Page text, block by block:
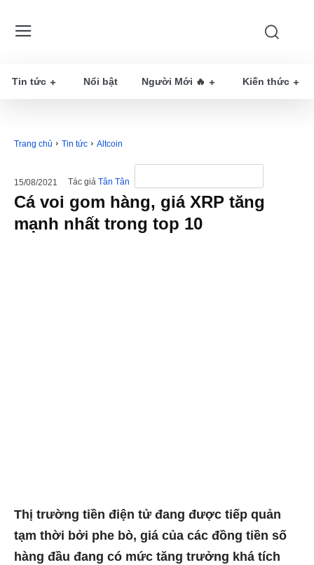
Tin tức Nổi bật Người Mới 🔥 Kiến thức
Trang chủ Tin tức Altcoin
15/08/2021 Tác giả Tân Tân
Cá voi gom hàng, giá XRP tăng
mạnh nhất trong top 10
Thị trường tiền điện tử đang được tiếp quản
tạm thời bởi phe bò, giá của các đồng tiền số
hàng đầu đang có mức tăng trưởng khá tích